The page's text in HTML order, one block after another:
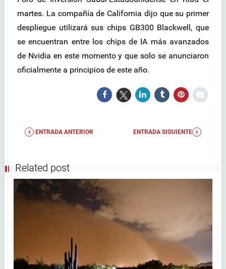
martes. La compañía de California dijo que su primer
despliegue utilizará sus chips GB300 Blackwell, que
se encuentran entre los chips de IA más avanzados
de Nvidia en este momento y que solo se anunciaron
oficialmente a principios de este año.
ENTRADA ANTERIOR ENTRADA SIGUIENTE
Related post